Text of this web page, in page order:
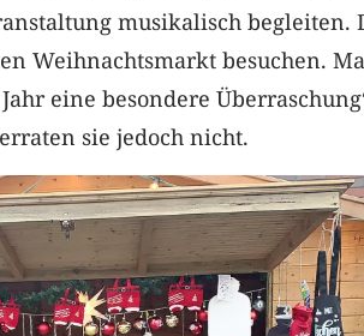
musikalisch begleiten.
Weihnachtsmarkt besuchen.
eine besondere
sie jedoch nicht.